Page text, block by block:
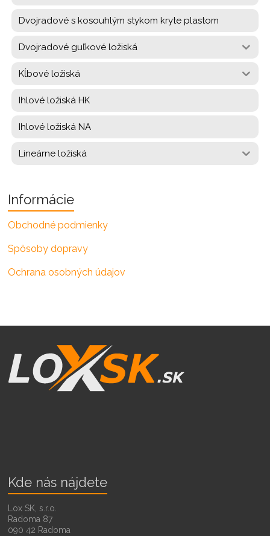
Dvojradové s kosouhlým stykom kryte plastom
Dvojradové guľkové ložiská
Kĺbové ložiská
Ihlové ložiská HK
Ihlové ložiská NA
Lineárne ložiská
Informácie
Obchodné podmienky
Spôsoby dopravy
Ochrana osobných údajov
Kde nás nájdete
Lox SK, s.r.o.
Radoma 87
090 42 Radoma